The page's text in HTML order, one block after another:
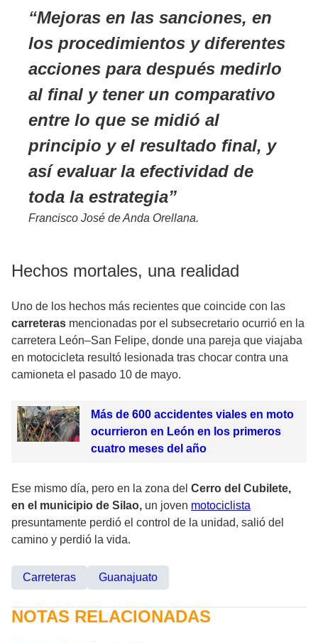
Mejoras en las sanciones, en
los procedimientos y diferentes
acciones para después medirlo
al final y tener un comparativo
entre lo que se midió al
principio y el resultado final, y
así evaluar la efectividad de
toda la estrategia
Francisco José de Anda Orellana.
Hechos mortales, una realidad
Uno de los hechos más recientes que coincide con las
carreteras mencionadas por el subsecretario ocurrió en la
carretera León–San Felipe, donde una pareja que viajaba
en motocicleta resultó lesionada tras chocar contra una
camioneta el pasado 10 de mayo.
Más de 600 accidentes viales en moto
ocurrieron en León en los primeros
cuatro meses del año
Ese mismo día, pero en la zona del Cerro del Cubilete,
en el municipio de Silao, un joven motociclista
presuntamente perdió el control de la unidad, salió del
camino y perdió la vida.
Carreteras Guanajuato
NOTAS RELACIONADAS